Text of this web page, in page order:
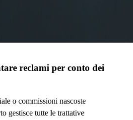
reclami per conto dei
o commissioni nascoste
gestisce tutte le trattative